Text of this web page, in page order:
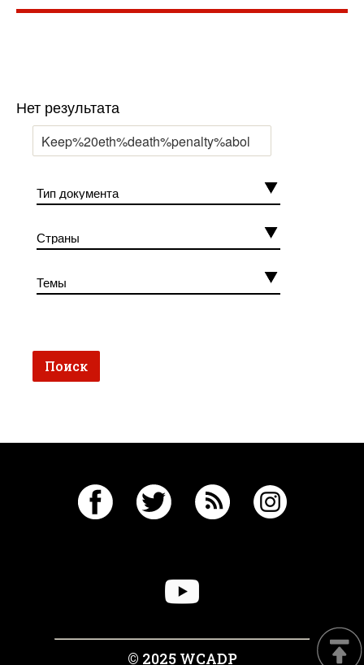
Нет результата
© 2025 WCADP